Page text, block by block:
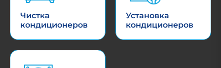
Чистка
кондиционеров
Установка
кондиционеров